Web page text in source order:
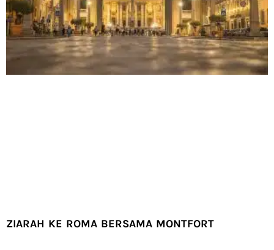
ZIARAH KE ROMA BERSAMA MONTFORT